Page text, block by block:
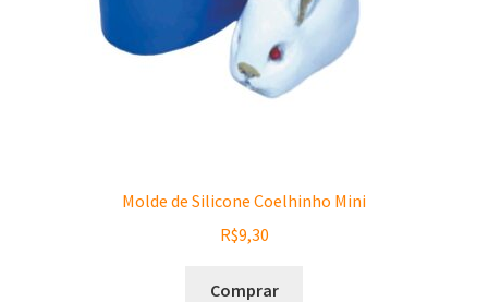
Molde de Silicone Coelhinho Mini
R$9,30
Comprar